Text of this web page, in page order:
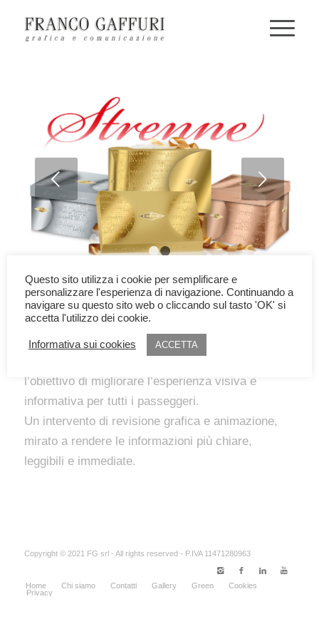
Next
ATM
Azienda trasporti Milano
l’obiettivo di migliorare l’esperienza visiva e
informativa per tutti i passeggeri.
Un intervento di revisione grafica e animazione,
mirato a rendere le informazioni più chiare,
leggibili e immediate.
Copyright © 2021 FG srl - All rights reserved - P.IVA 11471280963
Home Chi siamo Contatti Gallery Green
Cookies
Privacy
Questo sito utilizza i cookie per semplificare e
personalizzare l'esperienza di navigazione. Continuando a
navigare su questo sito web o cliccando sul tasto 'OK' si
accetta l'utilizzo dei cookie.
Informativa sui cookies ACCETTA